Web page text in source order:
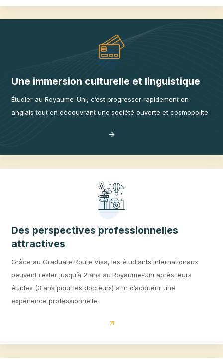
Excellence académique mondiale
Avec des universités de renommée mondiale et des méthodes
d’apprentissage innovantes, le Royaume-Uni reste une
référence académique incontournable.
Une immersion culturelle et linguistique
Étudier au Royaume-Uni, c’est progresser rapidement en
anglais tout en découvrant une société ouverte et